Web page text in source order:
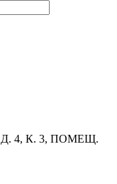
4, К. 3, ПОМЕЩ.